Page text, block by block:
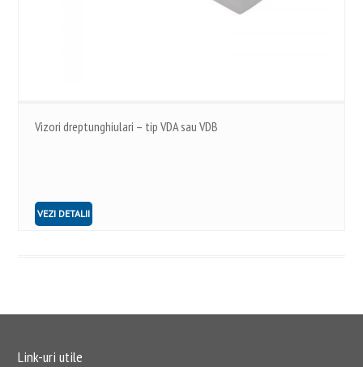
Vizori dreptunghiulari – tip VDA sau VDB
VEZI DETALII
Link-uri utile